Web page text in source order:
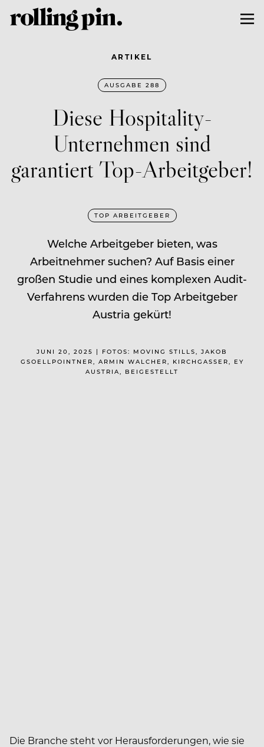
ARTIKEL
AUSGABE 288
Diese Hospitality-
Unternehmen sind
garantiert Top-Arbeitgeber!
TOP ARBEITGEBER
Welche Arbeitgeber bieten, was
Arbeitnehmer suchen? Auf Basis einer
großen Studie und eines komplexen Audit-
Verfahrens wurden die Top Arbeitgeber
Austria gekürt!
JUNI 20, 2025 | FOTOS: MOVING STILLS, JAKOB
GSOELLPOINTNER, ARMIN WALCHER, KIRCHGASSER, EY
AUSTRIA, BEIGESTELLT
Die Branche steht vor Herausforderungen, wie sie